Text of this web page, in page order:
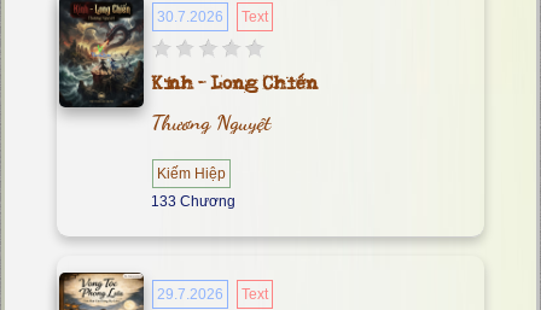
30.7.2026 Text
Kính - Long Chiến
Thương Nguyệt
Kiếm Hiệp
133 Chương
29.7.2026 Text